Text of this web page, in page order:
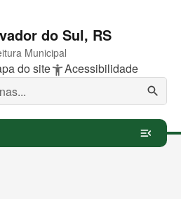
do Sul, RS
Municipal
search
do siteaccessibility_new
P
u
a
p
r
Acessibilidade
menu_open